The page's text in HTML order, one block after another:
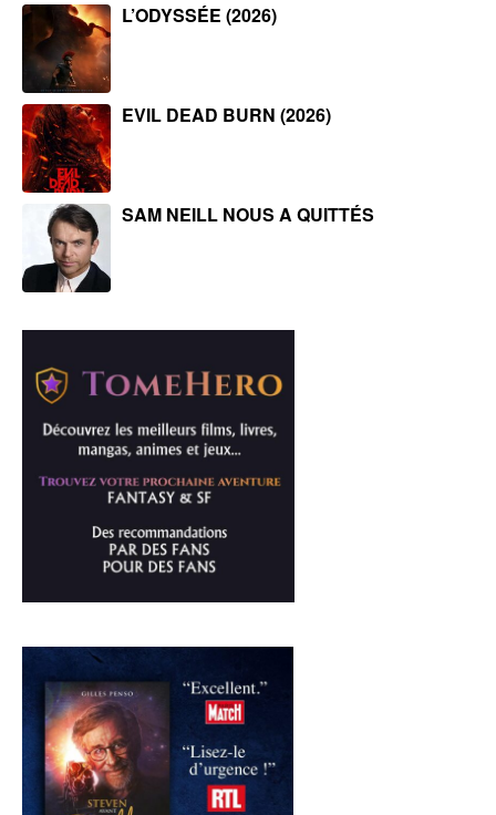
L’ODYSSÉE (2026)
EVIL DEAD BURN (2026)
SAM NEILL NOUS A QUITTÉS